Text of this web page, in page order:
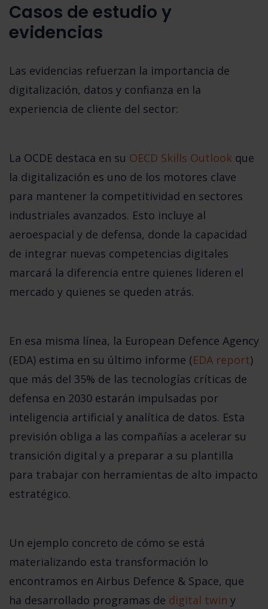
Casos de estudio y
evidencias
Las evidencias refuerzan la importancia de
digitalización, datos y confianza en la
experiencia de cliente del sector:
La OCDE destaca en su OECD Skills Outlook que
la digitalización es uno de los motores clave
para mantener la competitividad en sectores
industriales avanzados. Esto incluye al
aeroespacial y de defensa, donde la capacidad
de integrar nuevas competencias digitales
marcará la diferencia entre quienes lideren el
mercado y quienes se queden atrás.
En esa misma línea, la European Defence Agency
(EDA) estima en su último informe (EDA report)
que más del 35% de las tecnologías críticas de
defensa en 2030 estarán impulsadas por
inteligencia artificial y analítica de datos. Esta
previsión obliga a las compañías a acelerar su
transición digital y a preparar a su plantilla
para trabajar con herramientas de alto impacto
estratégico.
Un ejemplo concreto de cómo se está
materializando esta transformación lo
encontramos en Airbus Defence & Space, que
ha desarrollado programas de digital twin y